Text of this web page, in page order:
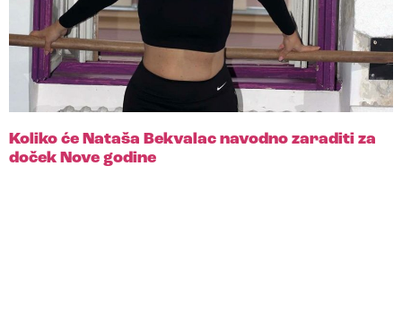
Koliko će Nataša Bekvalac navodno zaraditi za
doček Nove godine